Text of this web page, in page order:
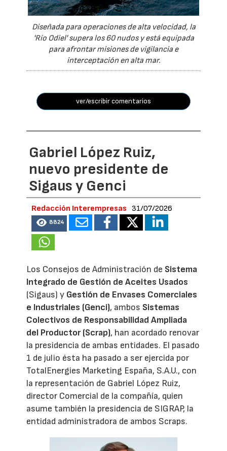
Diseñada para operaciones de alta velocidad, la
'Río Odiel' supera los 60 nudos y está equipada
para afrontar misiones de vigilancia e
interceptación en alta mar.
ver/escribir comentarios
Gabriel López Ruiz,
nuevo presidente de
Sigaus y Genci
Redacción Interempresas 31/07/2026
8824
Los Consejos de Administración de Sistema
Integrado de Gestión de Aceites Usados
(Sigaus) y Gestión de Envases Comerciales
e Industriales (Genci), ambos Sistemas
Colectivos de Responsabilidad Ampliada
del Productor (Scrap), han acordado renovar
la presidencia de ambas entidades. El pasado
1 de julio ésta ha pasado a ser ejercida por
TotalEnergies Marketing España, S.A.U., con
la representación de Gabriel López Ruiz,
director Comercial de la compañía, quien
asume también la presidencia de SIGRAP, la
entidad administradora de ambos Scraps.